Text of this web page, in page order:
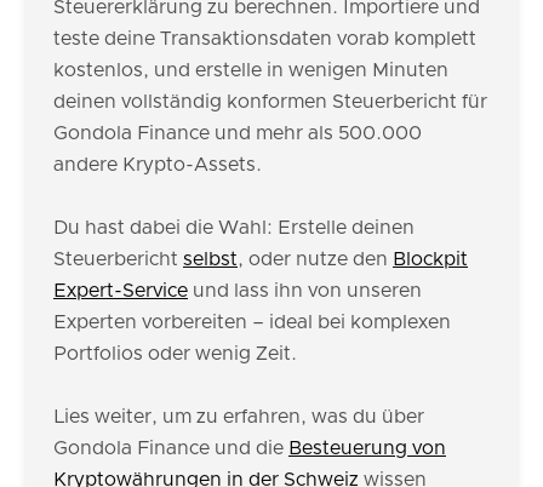
Steuererklärung zu berechnen. Importiere und
teste deine Transaktionsdaten vorab komplett
kostenlos, und erstelle in wenigen Minuten
deinen vollständig konformen Steuerbericht für
Gondola Finance und mehr als 500.000
andere Krypto-Assets.
Du hast dabei die Wahl: Erstelle deinen
Steuerbericht selbst, oder nutze den Blockpit
Expert-Service und lass ihn von unseren
Experten vorbereiten – ideal bei komplexen
Portfolios oder wenig Zeit.
Lies weiter, um zu erfahren, was du über
Gondola Finance und die Besteuerung von
Kryptowährungen in der Schweiz wissen